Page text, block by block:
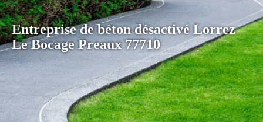
Entreprise de béton désactivé Lorrez
Le Bocage Preaux 77710